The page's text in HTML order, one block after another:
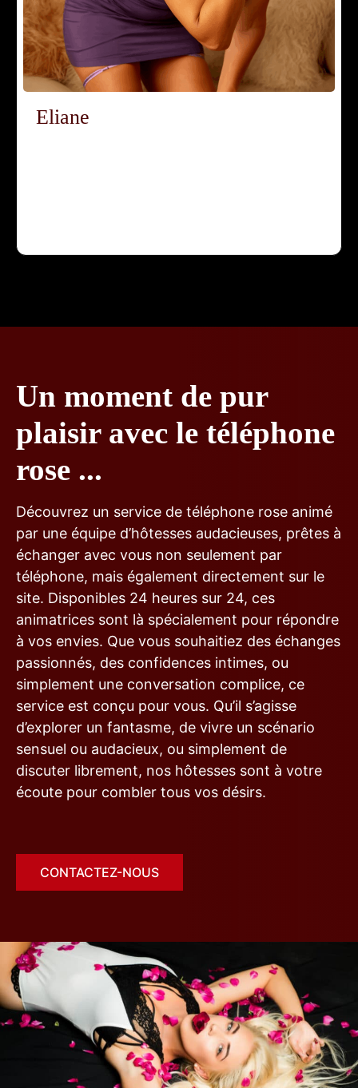
Eliane
Un moment de pur
plaisir avec le téléphone
rose ...
Découvrez un service de téléphone rose animé
par une équipe d’hôtesses audacieuses, prêtes à
échanger avec vous non seulement par
téléphone, mais également directement sur le
site. Disponibles 24 heures sur 24, ces
animatrices sont là spécialement pour répondre
à vos envies. Que vous souhaitiez des échanges
passionnés, des confidences intimes, ou
simplement une conversation complice, ce
service est conçu pour vous. Qu’il s’agisse
d’explorer un fantasme, de vivre un scénario
sensuel ou audacieux, ou simplement de
discuter librement, nos hôtesses sont à votre
écoute pour combler tous vos désirs.
CONTACTEZ-NOUS